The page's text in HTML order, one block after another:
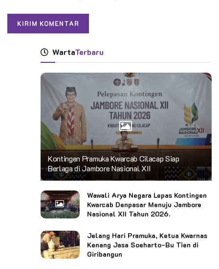
WartaTerbaru
Kontingen Pramuka Kwarcab Cilacap Siap
Berlaga di Jambore Nasional XII
Wawali Arya Negara Lepas Kontingen
Kwarcab Denpasar Menuju Jambore
Nasional XII Tahun 2026.
Jelang Hari Pramuka, Ketua Kwarnas
Kenang Jasa Soeharto-Bu Tien di
Giribangun